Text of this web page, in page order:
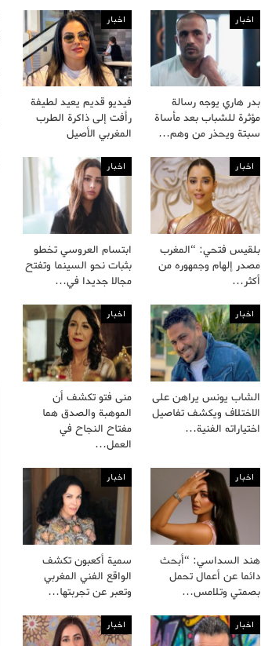
اخبار
بدر هاري يوجه رسالة
مؤثرة للشباب بعد مأساة
سبتة ويحذر من وهم…
اخبار
فيديو قديم يعيد لطيفة
رأفت إلى ذاكرة الطرب
المغربي الأصيل
اخبار
بلقيس فتحي: “المغرب
مصدر إلهام وجمهوره من
أكثر…
اخبار
ابتسام العروسي تخطو
بثبات نحو السينما وتفتح
مجالا جديدا في…
اخبار
الشاب يونس يراهن على
الاختلاف ويكشف تفاصيل
اختياراته الفنية…
اخبار
منى فتو تكشف أن
الموهبة والصدق هما
مفتاح النجاح في
العمل…
اخبار
هند السداسي: “أبحث
دائما عن أعمال تحمل
بصمتي وتلامس…
اخبار
سمية أكعبون تكشف
الواقع الفني المغربي
وتعبر عن تجربتها…
اخبار اخبار